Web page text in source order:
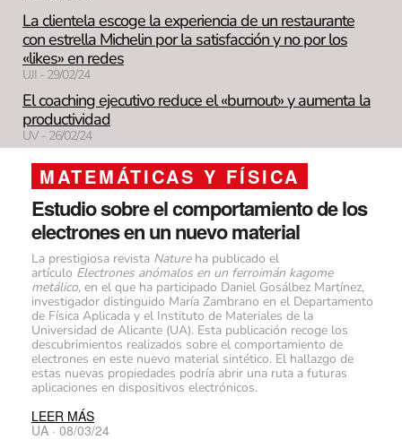
La clientela escoge la experiencia de un restaurante
con estrella Michelin por la satisfacción y no por los
«likes» en redes
UJI - 29/02/24
El coaching ejecutivo reduce el «burnout» y aumenta la
productividad
UV - 26/02/24
MATEMÁTICAS Y FÍSICA
Estudio sobre el comportamiento de los
electrones en un nuevo material
La prestigiosa revista Natureha publicado el
artículo Electrones anómalos en un ferroimán kagome
metálico, en el que ha participado Daniel Gosálbez Martínez,
investigador distinguido María Zambrano en el Departamento
de Física Aplicada y el Instituto de Materiales de la
Universidad de Alicante (UA). Esta publicación recoge los
descubrimientos realizados sobre el comportamiento de
electrones en este nuevo material sintético. El hallazgo de
estas nuevas propiedades podría abrir una ruta a futuras
aplicaciones en dispositivos electrónicos.
LEER MÁS
UA · 08/03/24